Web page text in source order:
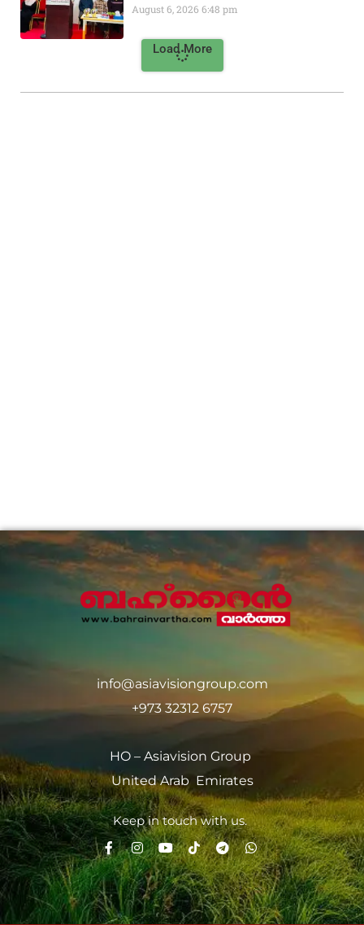
August 6, 20266:48 pm
Load More
info@asiavisiongroup.com
+973 32312 6757
HO – Asiavision Group
United Arab Emirates
Keep in touch with us.